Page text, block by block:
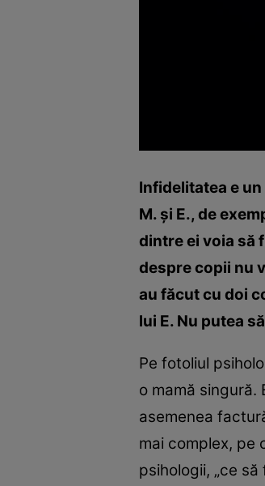
Infidelitatea e
M. şi E., de
dintre ei voia să
despre copii nu
au făcut cu doi
lui E. Nu putea
Pe fotoliul
o mamă
asemenea
mai complex, pe
psihologii, „ce